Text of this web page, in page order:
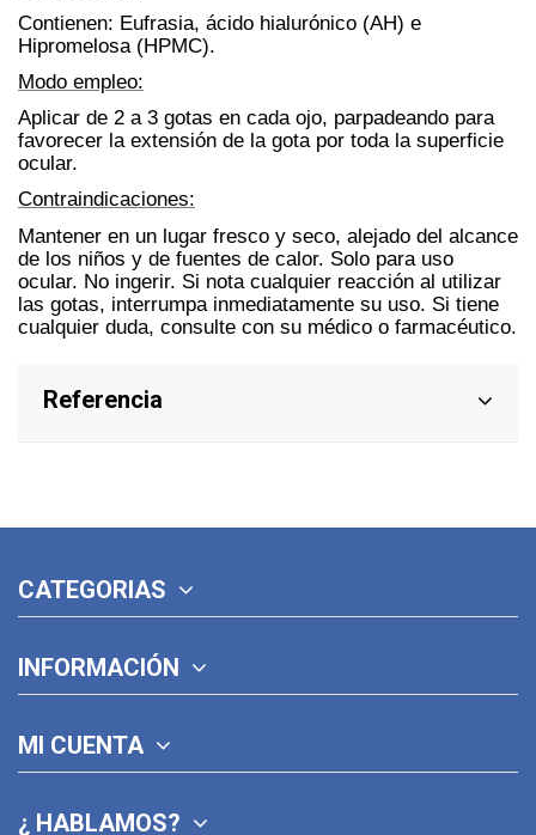
Contienen: Eufrasia, ácido hialurónico (AH) e
Hipromelosa (HPMC).
Modo empleo:
Aplicar de 2 a 3 gotas en cada ojo, parpadeando para
favorecer la extensión de la gota por toda la superficie
ocular.
Contraindicaciones:
Mantener en un lugar fresco y seco, alejado del alcance
de los niños y de fuentes de calor. Solo para uso
ocular. No ingerir. Si nota cualquier reacción al utilizar
las gotas, interrumpa inmediatamente su uso. Si tiene
cualquier duda, consulte con su médico o farmacéutico.
Referencia
CATEGORIAS
INFORMACIÓN
MI CUENTA
¿ HABLAMOS?